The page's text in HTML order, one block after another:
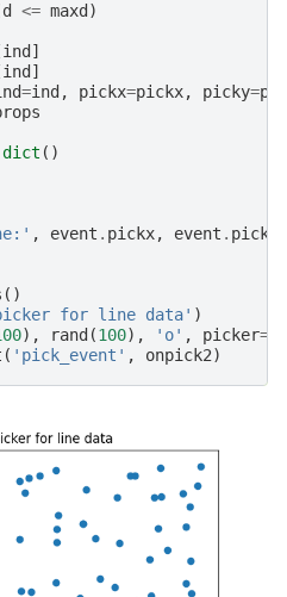
d <= maxd )
ind ]
ind ]
=ind , pickx=pickx, picky=
dict ()
, event . pickx, event . picky
()
for line data' )
), rand (100), 'o' , picker=
( 'pick_event' , onpick2)